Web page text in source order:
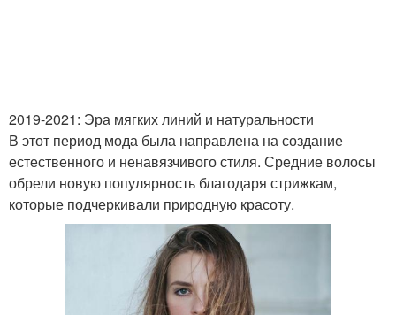
2019-2021: Эра мягких линий и натуральности
В этот период мода была направлена на создание
естественного и ненавязчивого стиля. Средние волосы
обрели новую популярность благодаря стрижкам,
которые подчеркивали природную красоту.